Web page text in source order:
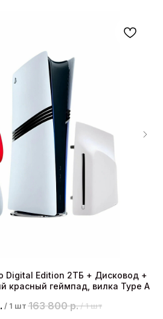
Digital Edition 2ТБ + Дисковод +
красный геймпад, вилка Type A
/ 1 шт 163 800 р. / 1 шт